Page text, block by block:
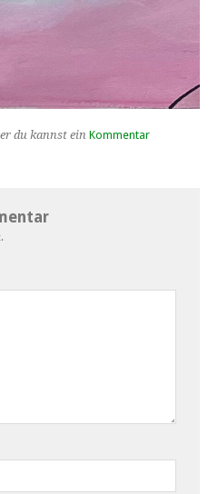
du kannst ein Kommentar